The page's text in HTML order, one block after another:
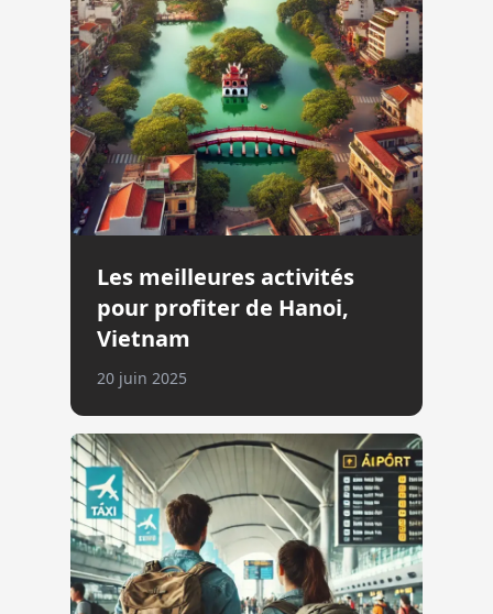
Les meilleures activités
pour profiter de Hanoi,
Vietnam
20 juin 2025